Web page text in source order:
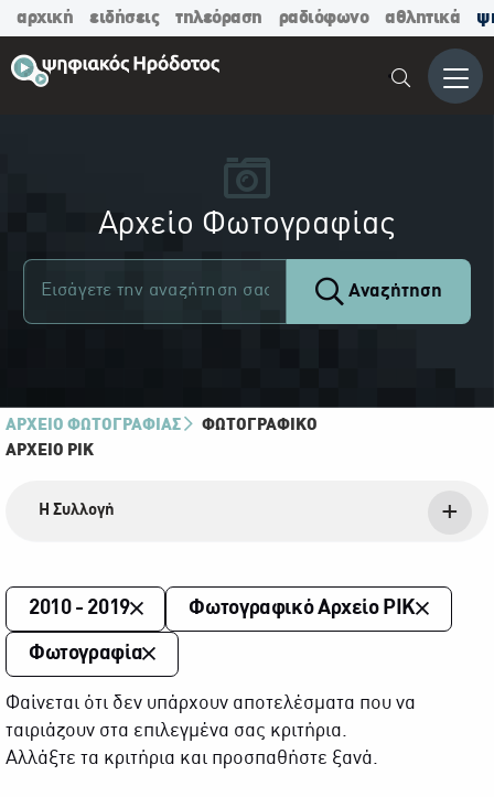
αρχική ειδήσεις τηλεόραση ραδιόφωνο αθλητικά
Μενού
Αρχείο Φωτογραφίας
Αναζήτηση
ΑΡΧΕΙΟ ΦΩΤΟΓΡΑΦΙΑΣ
ΦΩΤΟΓΡΑΦΙΚΌ
ΑΡΧΕΊΟ ΡΙΚ
Η Συλλογή
2010 - 2019 Φωτογραφικό Αρχείο ΡΙΚ
Φωτογραφία
Φαίνεται ότι δεν υπάρχουν αποτελέσματα που να
ταιριάζουν στα επιλεγμένα σας κριτήρια.
Αλλάξτε τα κριτήρια και προσπαθήστε ξανά.